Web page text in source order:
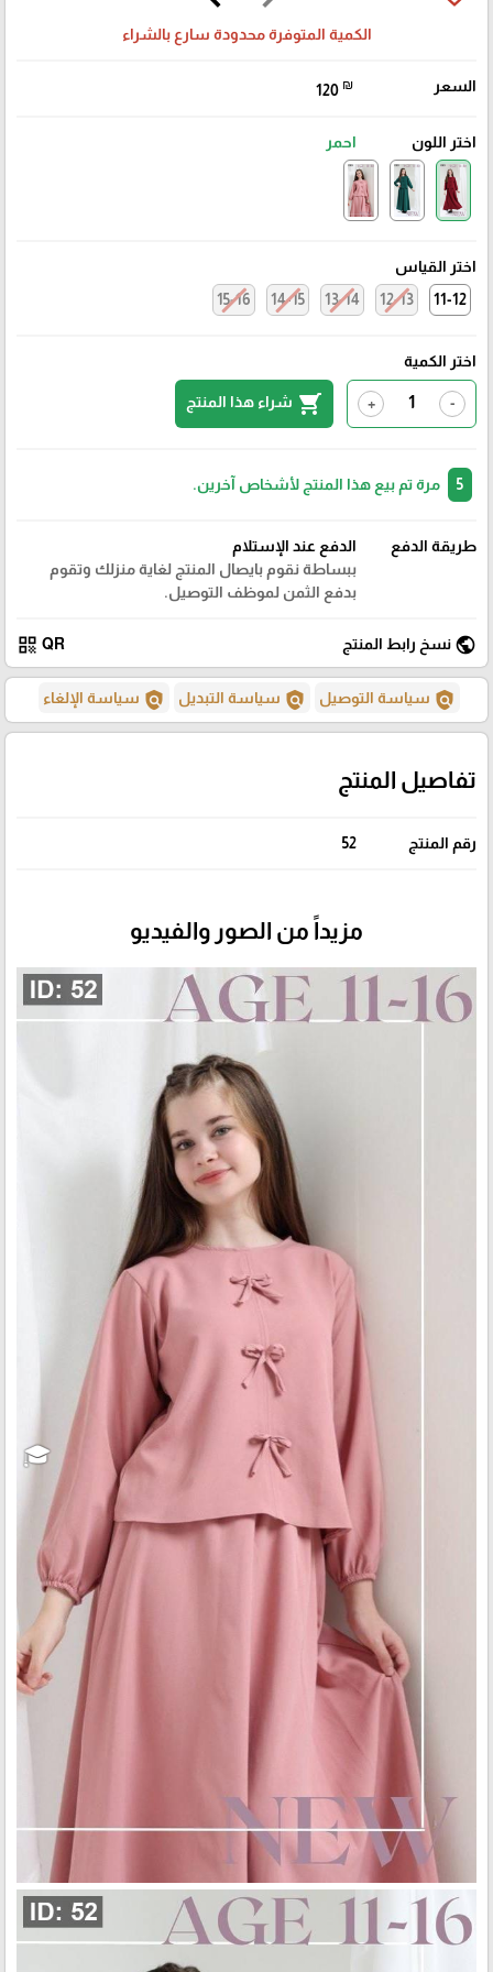
الكمية المتوفرة محدودة سارع بالشراء
السعر 120 ₪
اختر اللون احمر
اختر القياس
11-12
12-13
13-14
14-15
15-16
اختر الكمية
-
+
shopping_cart شراء هذا المنتج
مرة تم بيع هذا المنتج لأشخاص آخرين.
طريقة الدفع
الدفع عند الإستلام
ببساطة نقوم بايصال المنتج لغاية منزلك وتقوم
بدفع الثمن لموظف التوصيل.
public نسخ رابط المنتج QR
qr_code
policy سياسة التوصيل policy سياسة التبديل policy سياسة الإلغاء
تفاصيل المنتج
رقم المنتج 52
مزيداً من الصور والفيديو